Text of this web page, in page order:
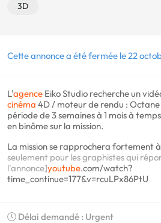
3D
Cette annonce a été fermée le 22
L'agence Eiko Studio recherche un
cinéma 4D / moteur de rendu :
période de 3 semaines à 1 mois à
en binôme sur la mission.
La mission se rapprochera fortement
seulement pour les graphistes qui
l'annonce]youtube.com/watch?
time_continue=177&v=rcuLPx86PtU
Délai demandé : Urgent